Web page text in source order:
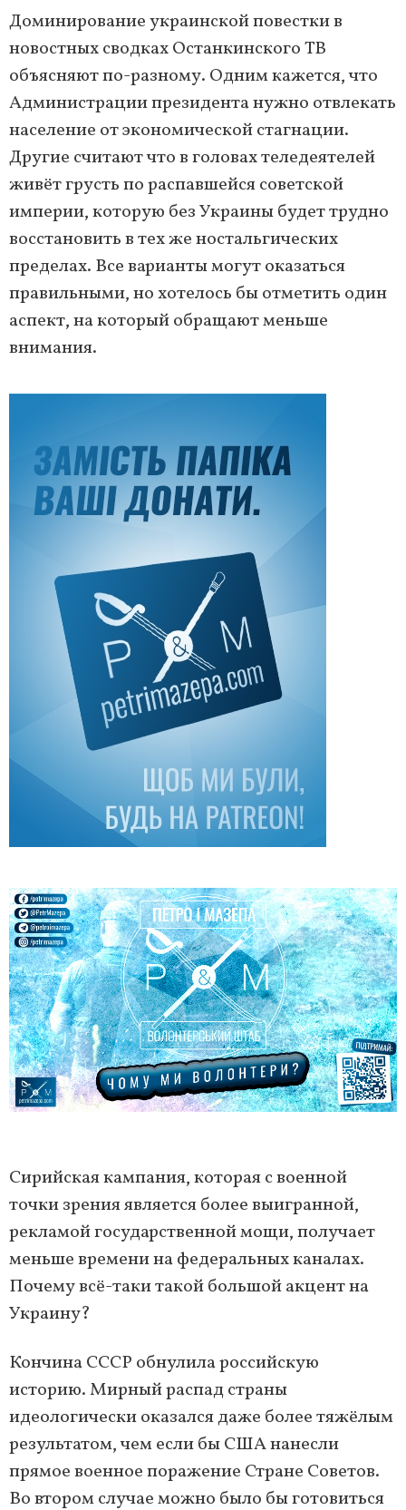
Доминирование украинской повестки в
новостных сводках Останкинского ТВ
объясняют по-разному. Одним кажется, что
Администрации президента нужно отвлекать
население от экономической стагнации.
Другие считают что в головах теледеятелей
живёт грусть по распавшейся советской
империи, которую без Украины будет трудно
восстановить в тех же ностальгических
пределах. Все варианты могут оказаться
правильными, но хотелось бы отметить один
аспект, на который обращают меньше
внимания.
Сирийская кампания, которая с военной
точки зрения является более выигранной,
рекламой государственной мощи, получает
меньше времени на федеральных каналах.
Почему всё-таки такой большой акцент на
Украину?
Кончина СССР обнулила российскую
историю. Мирный распад страны
идеологически оказался даже более тяжёлым
результатом, чем если бы США нанесли
прямое военное поражение Стране Советов.
Во втором случае можно было бы готовиться